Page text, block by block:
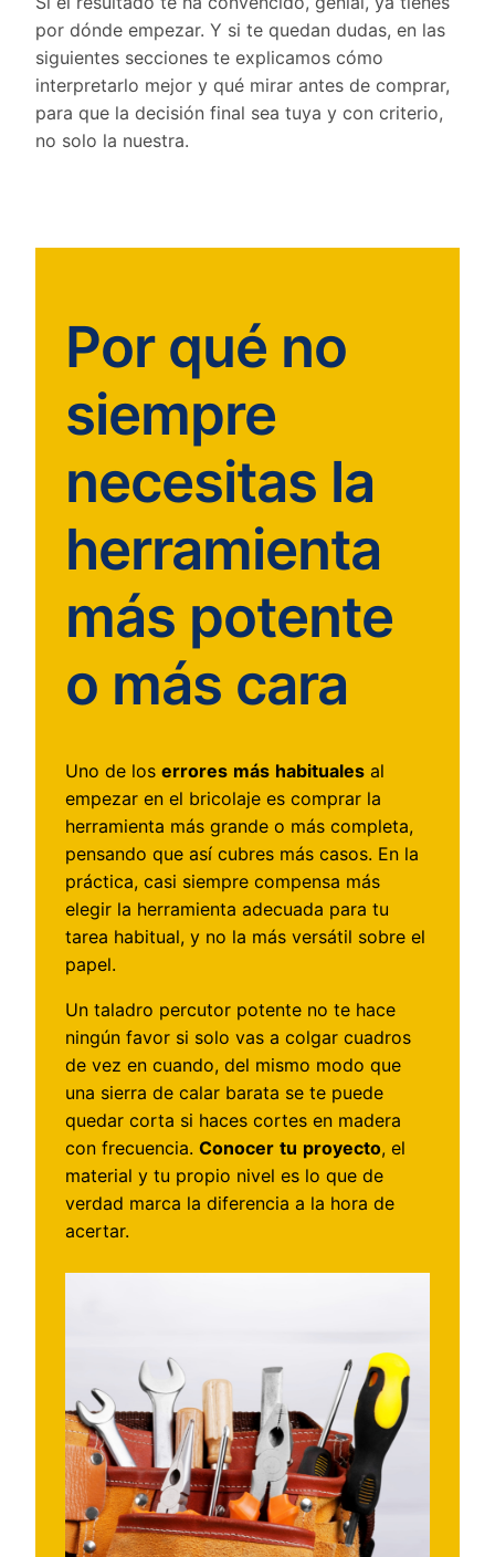
por dónde empezar. Y si te quedan dudas, en las
siguientes secciones te explicamos cómo
interpretarlo mejor y qué mirar antes de comprar,
para que la decisión final sea tuya y con criterio,
no solo la nuestra.
Por qué no
siempre
necesitas la
herramienta
más potente
o más cara
Uno de los errores más habitualesal
empezar en el bricolaje es comprar la
herramienta más grande o más completa,
pensando que así cubres más casos. En la
práctica, casi siempre compensa más
elegir la herramienta adecuada para tu
tarea habitual, y no la más versátil sobre el
papel.
Un taladro percutor potente no te hace
ningún favor si solo vas a colgar cuadros
de vez en cuando, del mismo modo que
una sierra de calar barata se te puede
quedar corta si haces cortes en madera
con frecuencia. Conocer tu proyecto, el
material y tu propio nivel es lo que de
verdad marca la diferencia a la hora de
acertar.